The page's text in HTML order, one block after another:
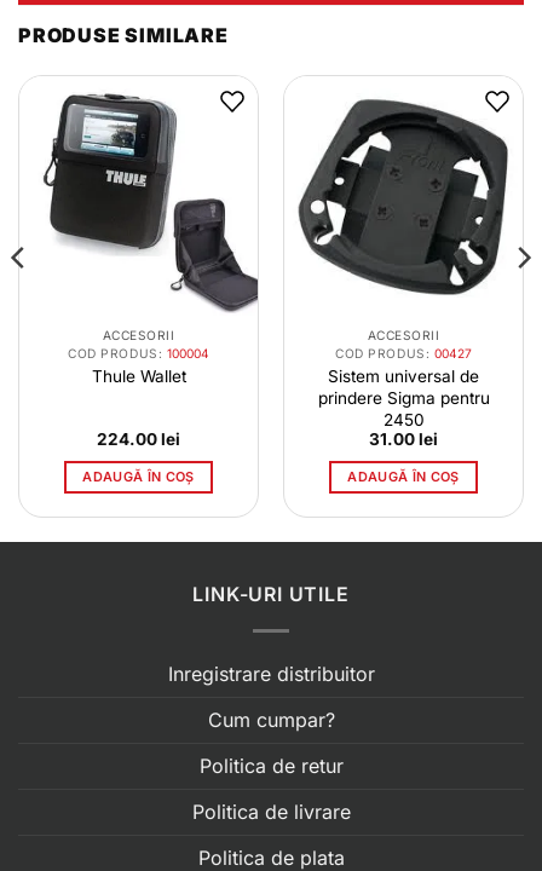
PRODUSE SIMILARE
ACCESORII
COD PRODUS: 100004
Thule Wallet
224.00lei
ADAUGĂ ÎN COȘ
ACCESORII
COD PRODUS: 00427
Sistem universal de
prindere Sigma pentru
2450
31.00lei
ADAUGĂ ÎN COȘ
LINK-URI UTILE
Inregistrare distribuitor
Cum cumpar?
Politica de retur
Politica de livrare
Politica de plata